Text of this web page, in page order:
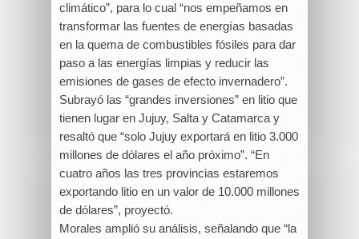
climático”, para lo cual “nos empeñamos en
transformar las fuentes de energías basadas
en la quema de combustibles fósiles para dar
paso a las energías limpias y reducir las
emisiones de gases de efecto invernadero”.
Subrayó las “grandes inversiones” en litio que
tienen lugar en Jujuy, Salta y Catamarca y
resaltó que “solo Jujuy exportará en litio 3.000
millones de dólares el año próximo”. “En
cuatro años las tres provincias estaremos
exportando litio en un valor de 10.000 millones
de dólares”, proyectó.
Morales amplió su análisis, señalando que “la